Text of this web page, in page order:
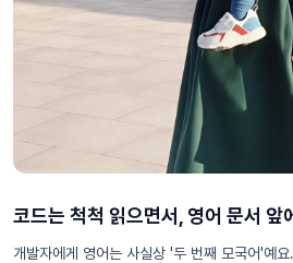
코드는 척척 읽으면서, 영어 문서 앞
개발자에게 영어는 사실상 '두 번째 모국어'예